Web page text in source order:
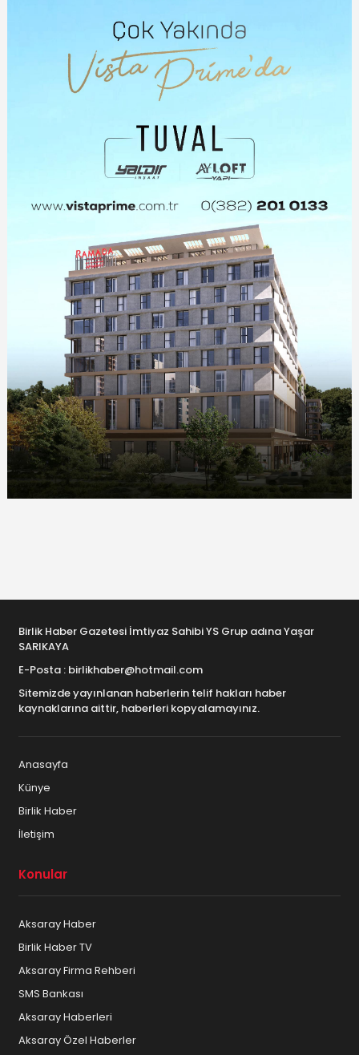
Birlik Haber Gazetesi İmtiyaz Sahibi YS Grup adına Yaşar
SARIKAYA
E-Posta : birlikhaber@hotmail.com
Sitemizde yayınlanan haberlerin telif hakları haber
kaynaklarına aittir, haberleri kopyalamayınız.
Anasayfa
Künye
Birlik Haber
İletişim
Konular
Aksaray Haber
Birlik Haber TV
Aksaray Firma Rehberi
SMS Bankası
Aksaray Haberleri
Aksaray Özel Haberler